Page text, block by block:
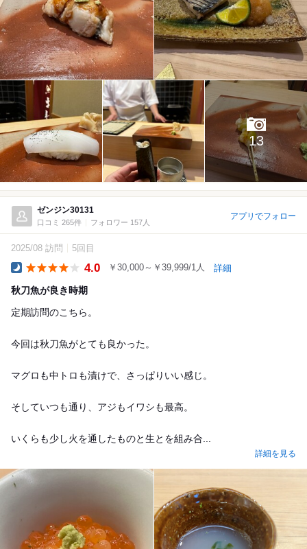
13
ゼンジン30131
口コミ 265件 フォロワー 157人
アプリでフォロー
2025/08 訪問 5回目
4.0 ￥30,000～￥39,999/1人 詳細
秋刀魚が良き時期
定期訪問のこちら。
今回は秋刀魚がとても良かった。
マグロも中トロも漬けで、さっぱりいい感じ。
そしていつも通り、アジもイワシも最高。
いくらも少し火を通したものと生とを組み合...
詳細を見る